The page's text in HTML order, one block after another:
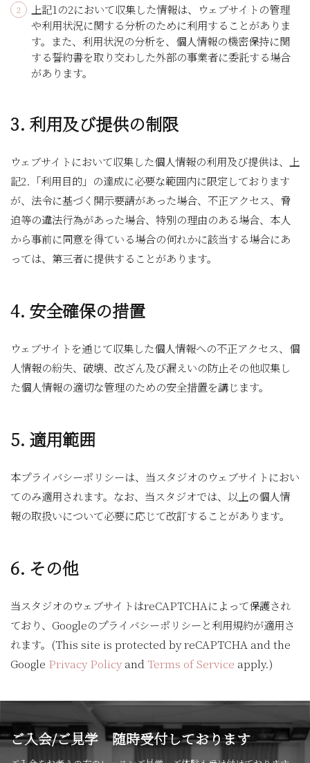
上記1の2において収集した情報は、ウェブサイトの管理
や利用状況に関する分析のために利用することがありま
す。また、利用状況の分析を、個人情報の機密保持に関
する誓約書を取り交わした外部の事業者に委託する場合
があります。
3. 利用及び提供の制限
ウェブサイトにおいて収集した個人情報の利用及び提供は、上
記2.「利用目的」の達成に必要な範囲内に限定しております
が、法令に基づく開示要請があった場合、不正アクセス、脅
迫等の違法行為があった場合、特別の理由のある場合、本人
から事前に同意を得ている場合の何れかに該当する場合にあ
っては、第三者に提供することがあります。
4. 安全確保の措置
ウェブサイトを通じて収集した個人情報への不正アクセス、個
人情報の紛失、破壊、改ざん及び漏えいの防止その他収集し
た個人情報の適切な管理のための安全措置を講じます。
5. 適用範囲
本プライバシーポリシーは、当スタジオのウェブサイトにおい
てのみ適用されます。なお、当スタジオでは、以上の個人情
報の取扱いについて必要に応じて改訂することがあります。
6. その他
当スタジオのウェブサイトはreCAPTCHAによって保護され
ており、Googleのプライバシーポリシーと利用規約が適用さ
れます。(This site is protected by reCAPTCHA and the
Google Privacy Policy and Terms of Service apply.)
ご入会/ご見学 随時受付しております